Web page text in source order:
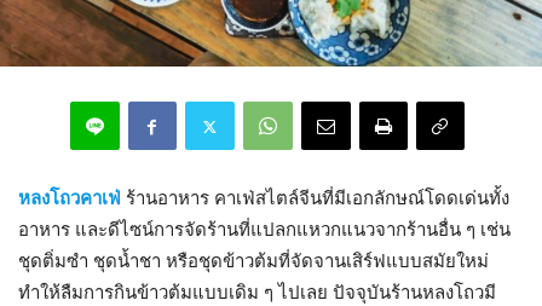
หลงโถวคาเฟ่ ร้านอาหาร คาเฟ่สไตล์จีนที่มีเอกลักษณ์โดดเด่นทั้ง
อาหาร และดีไซน์การจัดร้านที่แปลกแหวกแนวจากร้านอื่น ๆ เช่น
ชุดติ่มซำ ชุดน้ำชา หรือชุดข้าวต้มที่จัดจานเสิร์ฟแบบสมัยใหม่
ทำให้ลืมการกินข้าวต้มแบบเดิม ๆ ไปเลย ปัจจุบันร้านหลงโถวมี